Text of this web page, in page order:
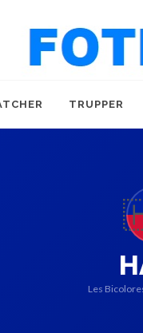
TRUPPER
Les